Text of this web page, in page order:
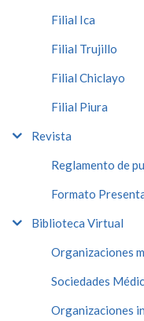
Filial Ica
Filial Trujillo
Filial Chiclayo
Filial Piura
Revista
Reglamento de
Formato
Biblioteca Virtual
Organizaciones
Sociedades
Organizaciones